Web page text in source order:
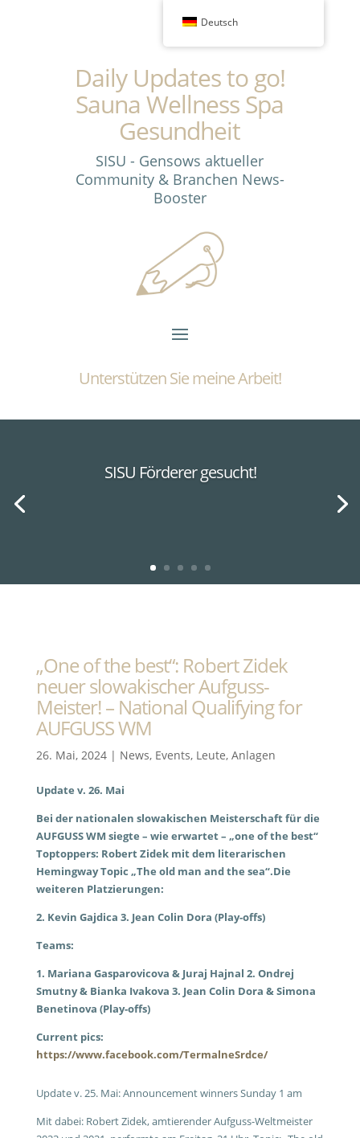
Daily Updates to go!
Sauna Wellness Spa
Gesundheit
SISU - Gensows aktueller
Community & Branchen News-
Booster
Unterstützen Sie meine Arbeit!
SISU Förderer gesucht!
„One of the best“: Robert Zidek
neuer slowakischer Aufguss-
Meister! – National Qualifying for
AUFGUSS WM
26. Mai, 2024| News, Events, Leute, Anlagen
Update v. 26. Mai
Bei der nationalen slowakischen Meisterschaft für die
AUFGUSS WM siegte – wie erwartet – „one of the best“
Toptoppers: Robert Zidek mit dem literarischen
Hemingway Topic „The old man and the sea“.Die
weiteren Platzierungen:
2. Kevin Gajdica 3. Jean Colin Dora (Play-offs)
Teams:
1. Mariana Gasparovicova & Juraj Hajnal 2. Ondrej
Smutny & Bianka Ivakova 3. Jean Colin Dora & Simona
Benetinova (Play-offs)
Current pics:
https://www.facebook.com/TermalneSrdce/
Update v. 25. Mai: Announcement winners Sunday 1 am
Mit dabei: Robert Zidek, amtierender Aufguss-Weltmeister
Deutsch